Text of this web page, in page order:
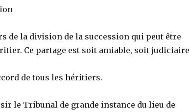
de la division de la succession qui peut être
Ce partage est soit amiable, soit
de tous les héritiers.
le Tribunal de grande instance du lieu de